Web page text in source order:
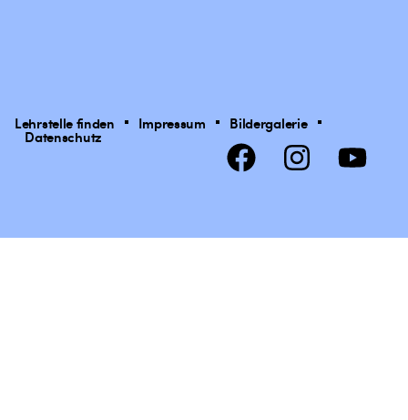
Lehrstelle finden Impressum Bildergalerie
Datenschutz